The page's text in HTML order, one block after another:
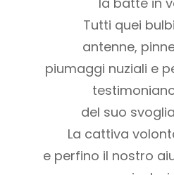
Tutti quei
antenne,
piumaggi nuziali e
del suo
La cattiva
e perfino il nostro